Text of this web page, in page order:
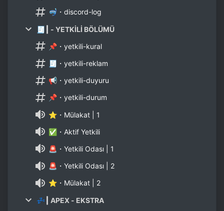
🤿・discord-log
🧾┃ - YETKİLİ BÖLÜMÜ
📌・yetkili-kural
🧾・yetkili-reklam
📢・yetkili-duyuru
📌・yetkili-durum
⭐・Mülakat | 1
✅・Aktif Yetkili
🚨・Yetkili Odası | 1
🚨・Yetkili Odası | 2
⭐・Mülakat | 2
💤┃ APEX - EKSTRA